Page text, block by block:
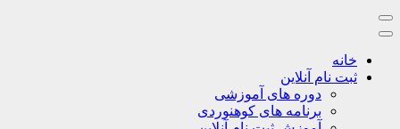
نام آنلاین
دوره های آموزشی
برنامه های کوهنوردی